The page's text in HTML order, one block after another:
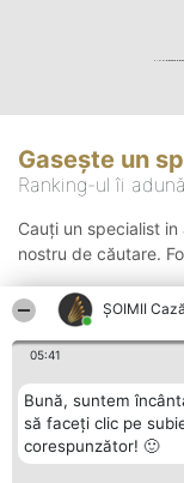
ȘOIMII
05:41
Bună, suntem
să faceți clic pe
corespunzător! 🙂
Gasește un
Ranking-ul îi
Cauți un specialist
nostru de căutare.